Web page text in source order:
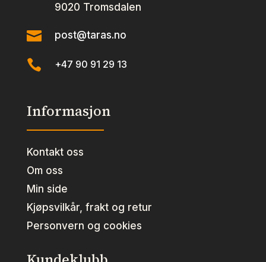
9020 Tromsdalen
 post@taras.no
 +47 90 91 29 13
Informasjon
Kontakt oss
Om oss
Min side
Kjøpsvilkår, frakt og retur
Personvern og cookies